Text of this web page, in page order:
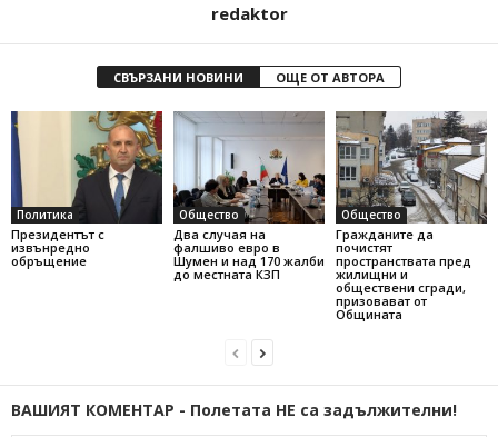
redaktor
СВЪРЗАНИ НОВИНИ ОЩЕ ОТ АВТОРА
Политика
Президентът с
извънредно
обръщение
Общество
Два случая на
фалшиво евро в
Шумен и над 170 жалби
до местната КЗП
Общество
Гражданите да
почистят
пространствата пред
жилищни и
обществени сгради,
призовават от
Общината
ВАШИЯТ КОМЕНТАР - Полетата НЕ са задължителни!